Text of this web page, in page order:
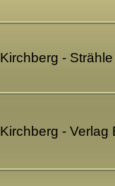
Kirchberg -
Kirchberg - Verlag